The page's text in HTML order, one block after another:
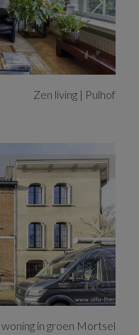
Zen living | Pulhof
in groen Mortsel